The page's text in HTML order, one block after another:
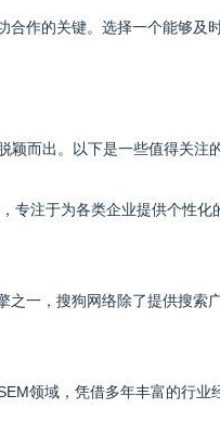
合作的关键。选择一个能够
颖而出。以下是一些值得关注
专注于为各类企业提供个性
之一，搜狗网络除了提供搜
领域，凭借多年丰富的行